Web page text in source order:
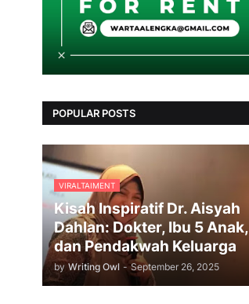
POPULAR POSTS
VIRALTAIMENT
Kisah Inspiratif Dr. Aisyah
Dahlan: Dokter, Ibu 5 Anak,
dan Pendakwah Keluarga
by Writing Owl - September 26, 2025